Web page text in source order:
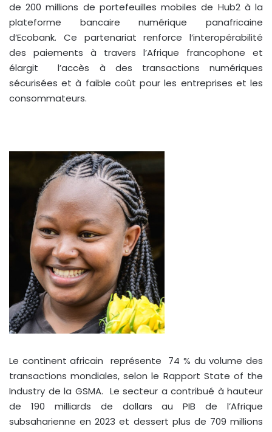
de 200 millions de portefeuilles mobiles de Hub2 à la
plateforme bancaire numérique panafricaine
d’Ecobank. Ce partenariat renforce l’interopérabilité
des paiements à travers l’Afrique francophone et
élargit l’accès à des transactions numériques
sécurisées et à faible coût pour les entreprises et les
consommateurs.
Le continent africain représente 74 % du volume des
transactions mondiales, selon le Rapport State of the
Industry de la GSMA. Le secteur a contribué à hauteur
de 190 milliards de dollars au PIB de l’Afrique
subsaharienne en 2023 et dessert plus de 709 millions